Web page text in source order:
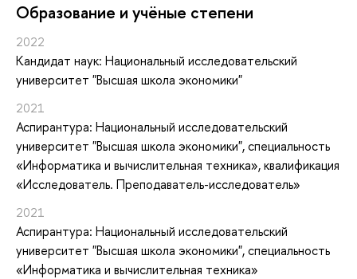
Oбразование и учёные степени
2022
Кандидат наук: Национальный исследовательский
университет "Высшая школа экономики"
2021
Аспирантура: Национальный исследовательский
университет "Высшая школа экономики", специальность
«Информатика и вычислительная техника», квалификация
«Исследователь. Преподаватель-исследователь»
2021
Аспирантура: Национальный исследовательский
университет "Высшая школа экономики", специальность
«Информатика и вычислительная техника»